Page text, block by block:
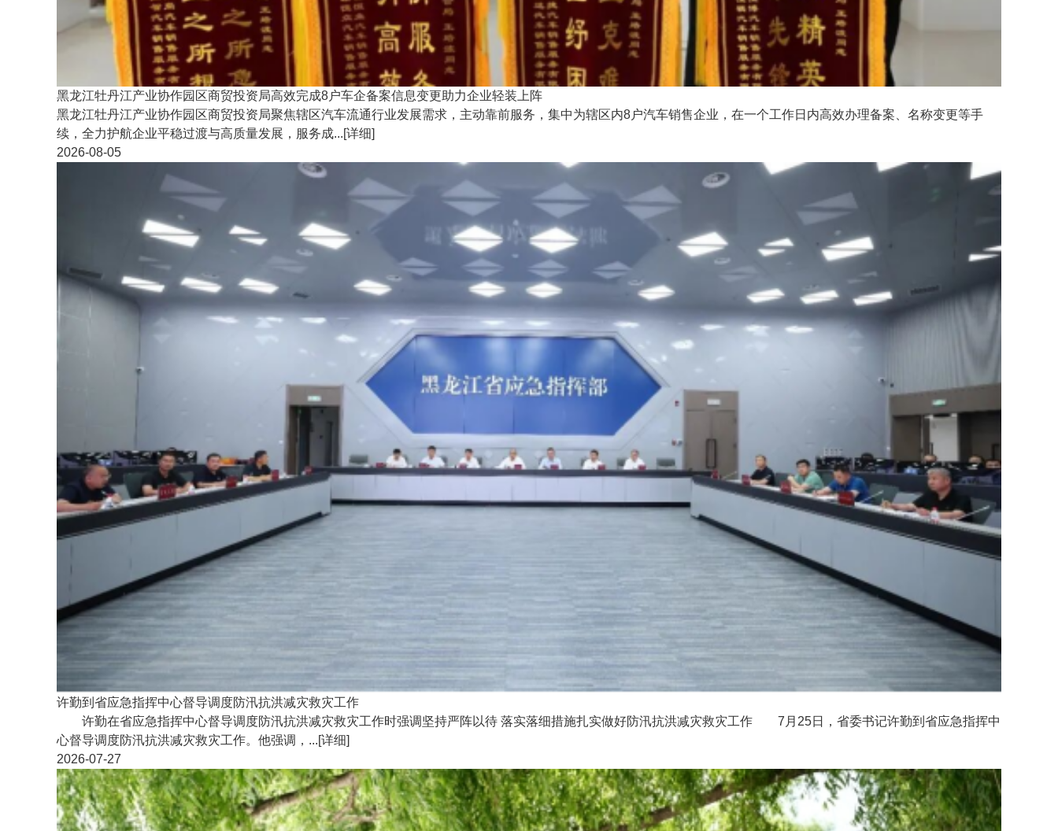
黑龙江牡丹江产业协作园区商贸投资局高效完成8户车企备案信息变更助力企业轻装上阵
黑龙江牡丹江产业协作园区商贸投资局聚焦辖区汽车流通行业发展需求，主动靠前服务，集中为辖区内8户汽车销售企业，在一个工作日内高效办理备案、名称变更等手
续，全力护航企业平稳过渡与高质量发展，服务成...[详细]
2026-08-05
许勤到省应急指挥中心督导调度防汛抗洪减灾救灾工作
许勤在省应急指挥中心督导调度防汛抗洪减灾救灾工作时强调坚持严阵以待 落实落细措施扎实做好防汛抗洪减灾救灾工作 7月25日，省委书记许勤到省应急指挥中
心督导调度防汛抗洪减灾救灾工作。他强调，...[详细]
2026-07-27